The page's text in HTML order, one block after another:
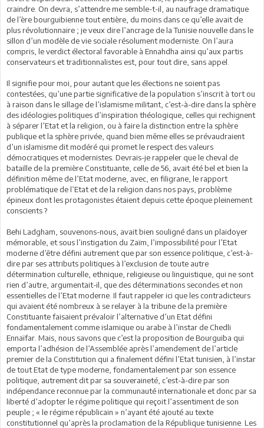
craindre. On devra, s’attendre me semble-t-il, au naufrage dramatique
de l’ère bourguibienne tout entière, du moins dans ce qu’elle avait de
plus révolutionnaire ; je veux dire l’ancrage de la Tunisie nouvelle dans le
sillon d’un modèle de vie sociale résolument moderniste. On l’aura
compris, le verdict électoral favorable à Ennahdha ainsi qu’aux partis
conservateurs et traditionnalistes est, pour tout dire, sans appel.
Il signifie pour moi, pour autant que les élections ne soient pas
contestées, qu’une partie significative de la population s’inscrit à tort ou
à raison dans le sillage de l’islamisme militant, c’est-à-dire dans la sphère
des idéologies politiques d’inspiration théologique, celles qui rechignent
à séparer l’Etat et la religion, ou à faire la distinction entre la sphère
publique et la sphère privée, quand bien même elles se prévaudraient
d’un islamisme dit modéré qui promet le respect des valeurs
démocratiques et modernistes. Devrais-je rappeler que le cheval de
bataille de la première Constituante, celle de 56, avait été bel et bien la
définition même de l’Etat moderne, avec, en filigrane, le rapport
problématique de l’Etat et de la religion dans nos pays, problème
épineux dont les protagonistes étaient depuis cette époque pleinement
conscients ?
Behi Ladgham, souvenons-nous, avait bien souligné dans un plaidoyer
mémorable, et sous l’instigation du Zaïm, l’impossibilité pour l’Etat
moderne d’être défini autrement que par son essence politique, c’est-à-
dire par ses attributs politiques à l’exclusion de toute autre
détermination culturelle, ethnique, religieuse ou linguistique, qui ne sont
rien d’autre, argumentait-il, que des déterminations secondes et non
essentielles de l’Etat moderne. Il faut rappeler ici que les contradicteurs
qui avaient été nombreux à se relayer à la tribune de la première
Constituante faisaient prévaloir l’alternative d’un Etat défini
fondamentalement comme islamique ou arabe à l’instar de Chedli
Ennaïfar. Mais, nous savons que c’est la proposition de Bourguiba qui
emporta l’adhésion de l’Assemblée après l’amendement de l’article
premier de la Constitution qui a finalement défini l’Etat tunisien, à l’instar
de tout Etat de type moderne, fondamentalement par son essence
politique, autrement dit par sa souveraineté, c’est-à-dire par son
indépendance reconnue par la communauté internationale et donc par sa
liberté d’adopter le régime politique qui reçoit l’assentiment de son
peuple ; « le régime républicain » n’ayant été ajouté au texte
constitutionnel qu’après la proclamation de la République tunisienne. Les